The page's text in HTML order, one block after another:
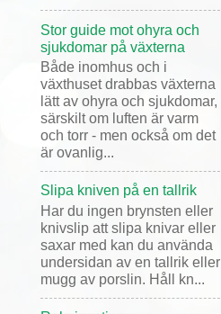
Stor guide mot ohyra och
sjukdomar på växterna
Både inomhus och i
växthuset drabbas växterna
lätt av ohyra och sjukdomar,
särskilt om luften är varm
och torr - men också om det
är ovanlig...
Slipa kniven på en tallrik
Har du ingen brynsten eller
knivslip att slipa knivar eller
saxar med kan du använda
undersidan av en tallrik eller
mugg av porslin. Håll kn...